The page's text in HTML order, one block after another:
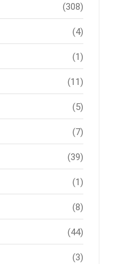
(308)
(4)
(1)
(11)
(5)
(7)
(39)
(1)
(8)
(44)
(3)